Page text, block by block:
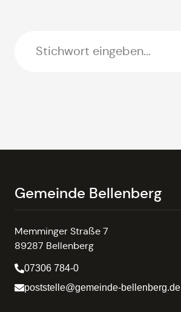
Gemeinde Bellenberg
Memminger Straße 7
89287 Bellenberg
07306 784-0
poststelle@gemeinde-bellenberg.de